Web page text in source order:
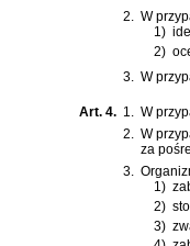
2. W
1)
2)
3. W
Art. 4. 1. W
2. W
za
3.
1)
2)
3)